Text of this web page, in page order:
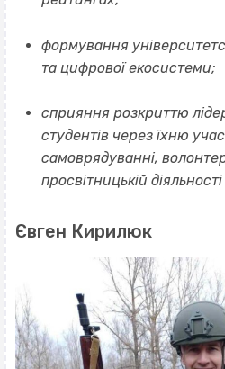
формування
та цифрової екосистеми;
сприяння розкриттю
студентів через їхню
самоврядуванні,
просвітницькій
Євген Кирилюк